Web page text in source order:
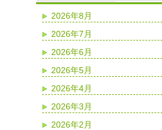
2026年8月
2026年7月
2026年6月
2026年5月
2026年4月
2026年3月
2026年2月